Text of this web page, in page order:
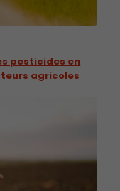
pesticides en
agricoles